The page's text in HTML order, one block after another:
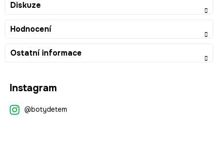
Diskuze
Hodnocení
Ostatní informace
Instagram
@botydetem